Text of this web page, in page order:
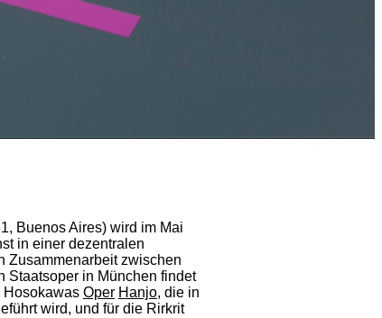
Buenos Aires) wird im Mai
in einer dezentralen
Zusammenarbeit zwischen
Staatsoper in München findet
Hosokawas Oper Hanjo, die in
wird, und für die Rirkrit